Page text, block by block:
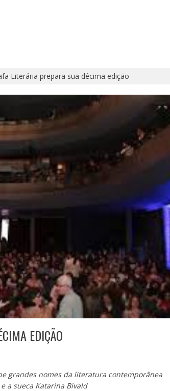
Literária prepara sua décima edição
EDIÇÃO
grandes nomes da literatura contemporânea
a sueca Katarina Bivald